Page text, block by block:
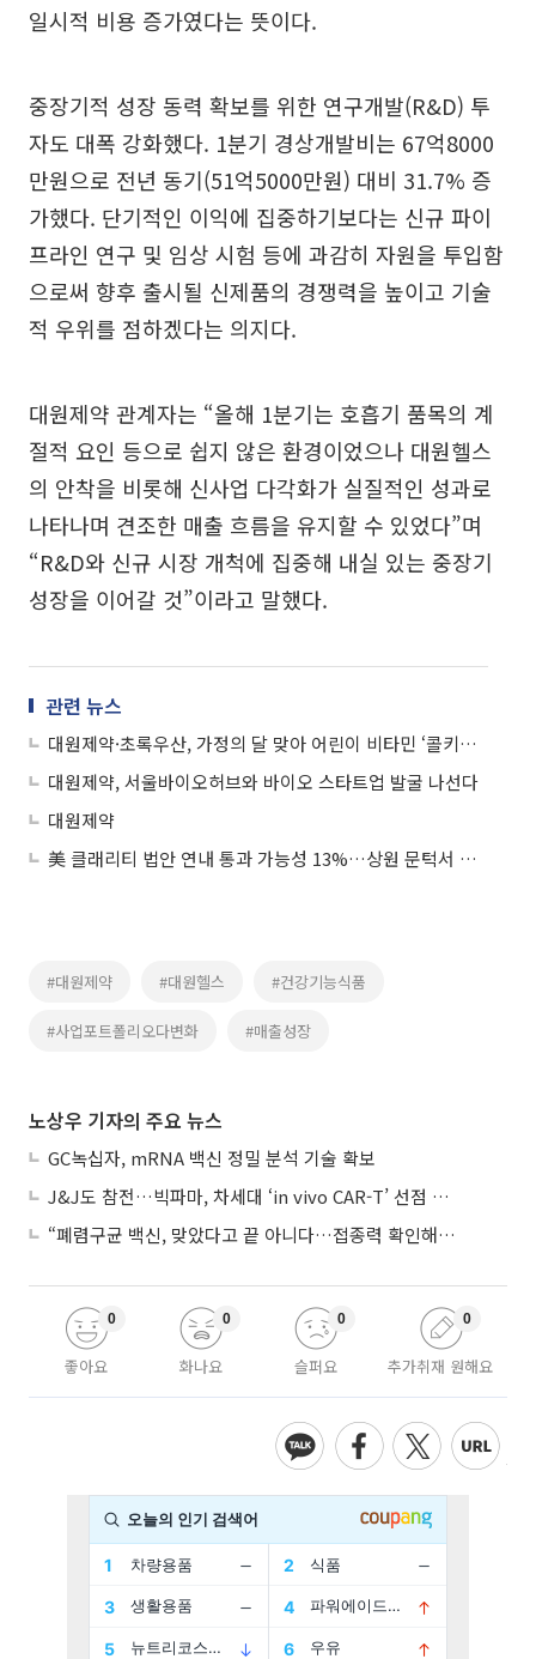
일시적 비용 증가였다는 뜻이다.
중장기적 성장 동력 확보를 위한 연구개발(R&D) 투
자도 대폭 강화했다. 1분기 경상개발비는 67억8000
만원으로 전년 동기(51억5000만원) 대비 31.7% 증
가했다. 단기적인 이익에 집중하기보다는 신규 파이
프라인 연구 및 임상 시험 등에 과감히 자원을 투입함
으로써 향후 출시될 신제품의 경쟁력을 높이고 기술
적 우위를 점하겠다는 의지다.
대원제약 관계자는 “올해 1분기는 호흡기 품목의 계
절적 요인 등으로 쉽지 않은 환경이었으나 대원헬스
의 안착을 비롯해 신사업 다각화가 실질적인 성과로
나타나며 견조한 매출 흐름을 유지할 수 있었다”며
“R&D와 신규 시장 개척에 집중해 내실 있는 중장기
성장을 이어갈 것”이라고 말했다.
관련 뉴스
대원제약·초록우산, 가정의 달 맞아 어린이 비타민 ‘콜키비타’ 4000개 기부
대원제약, 서울바이오허브와 바이오 스타트업 발굴 나선다
대원제약
美 클래리티 법안 연내 통과 가능성 13%…상원 문턱서 제동
#대원제약 #대원헬스 #건강기능식품
#사업포트폴리오다변화 #매출성장
노상우 기자의 주요 뉴스
GC녹십자, mRNA 백신 정밀 분석 기술 확보
J&J도 참전…빅파마, 차세대 ‘in vivo CAR-T’ 선점 경쟁 본격화
“폐렴구균 백신, 맞았다고 끝 아니다…접종력 확인해야”
좋아요
0
화나요
0
슬퍼요
0
추가취재 원해요
0